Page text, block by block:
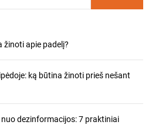
žinoti apie padelį?
ką būtina žinoti prieš nešant
dezinformacijos: 7 praktiniai